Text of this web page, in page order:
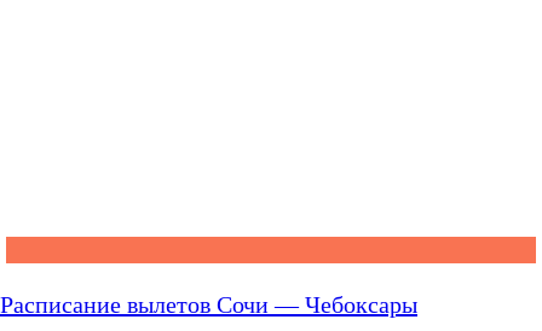
Расписание вылетов Сочи — Чебоксары